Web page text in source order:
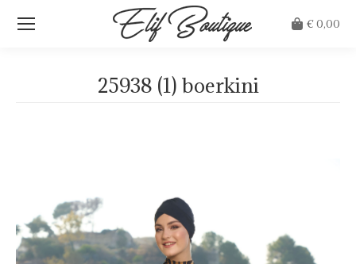
€0,00
25938 (1) boerkini